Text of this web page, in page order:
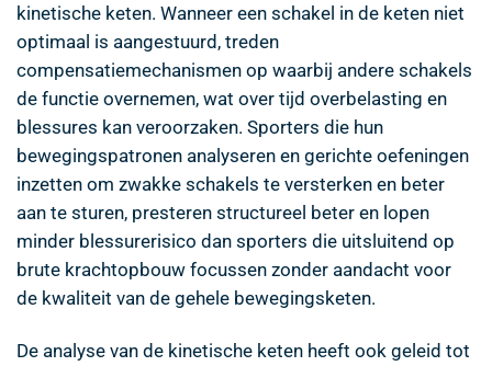
kinetische keten. Wanneer een schakel in de keten niet
optimaal is aangestuurd, treden
compensatiemechanismen op waarbij andere schakels
de functie overnemen, wat over tijd overbelasting en
blessures kan veroorzaken. Sporters die hun
bewegingspatronen analyseren en gerichte oefeningen
inzetten om zwakke schakels te versterken en beter
aan te sturen, presteren structureel beter en lopen
minder blessurerisico dan sporters die uitsluitend op
brute krachtopbouw focussen zonder aandacht voor
de kwaliteit van de gehele bewegingsketen.
De analyse van de kinetische keten heeft ook geleid tot